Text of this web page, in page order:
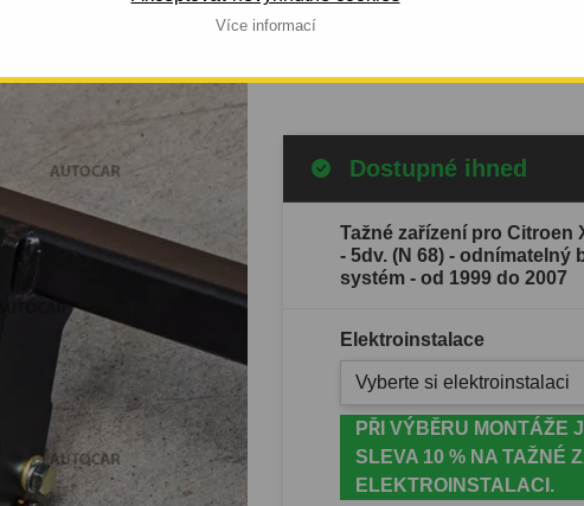
Více informacívýroby automobilu: od 1999 do 2007.
Dostupné ihned
Tažné zařízení pro Citroen
- 5dv. (N 68) - odnímatelný
systém - od 1999 do 2007
Elektroinstalace
Vyberte si elektroinstalaci
PŘI VÝBĚRU MONTÁŽE
SLEVA 10 % NA TAŽNÉ
ELEKTROINSTALACI.